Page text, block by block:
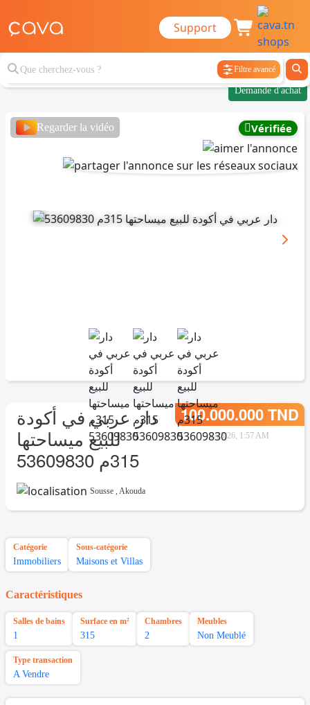
Support
Filtre avancé
Demande d'achat
Regarder la vidéo Vérifiée
دار عربي في أكودة
للبيع ميساحتها
315م 53609830
100.000.000 TND
2/23/26, 1:57 AM
Sousse , Akouda
Catégorie
Immobiliers
Sous-catégorie
Maisons et Villas
Caractéristiques
Salles de bains
1
Surface en m²
315
Chambres
2
Meubles
Non Meublé
Type transaction
A Vendre